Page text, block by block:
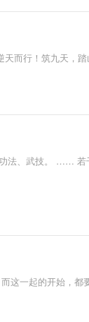
而行！筑九天，踏
法、武技。 ……
这一起的开始，都